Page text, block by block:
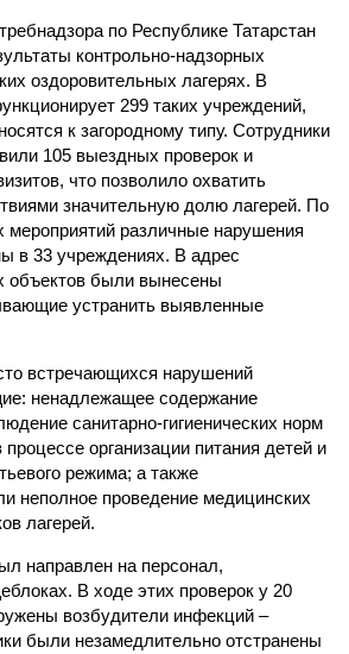
по Республике Татарстан
контрольно-надзорных
оздоровительных лагерях. В
299 таких учреждений,
к загородному типу. Сотрудники
105 выездных проверок и
что позволило охватить
значительную долю лагерей. По
мероприятий различные нарушения
в 33 учреждениях. В адрес
объектов были вынесены
устранить выявленные
встречающихся нарушений
ненадлежащее содержание
санитарно-гигиенических норм
организации питания детей и
режима; а также
неполное проведение медицинских
лагерей.
направлен на персонал,
В ходе этих проверок у 20
возбудители инфекций –
были незамедлительно отстранены